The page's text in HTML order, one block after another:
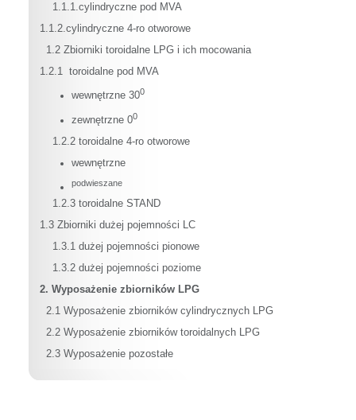
1.1.1.cylindryczne pod MVA
1.1.2.cylindryczne 4-ro otworowe
1.2 Zbiorniki toroidalne LPG i ich mocowania
1.2.1 toroidalne pod MVA
wewnętrzne 300
zewnętrzne 00
1.2.2 toroidalne 4-ro otworowe
wewnętrzne
podwieszane
1.2.3 toroidalne STAND
1.3 Zbiorniki dużej pojemności LC
1.3.1 dużej pojemności pionowe
1.3.2 dużej pojemności poziome
2. Wyposażenie zbiorników LPG
2.1 Wyposażenie zbiorników cylindrycznych LPG
2.2 Wyposażenie zbiorników toroidalnych LPG
2.3 Wyposażenie pozostałe